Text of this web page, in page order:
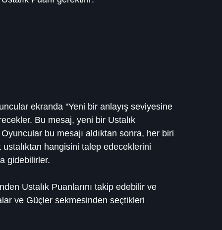
ekranda "Yeni bir anlayış seviyesine
Bu mesaj, yeni bir Ustalık
Oyuncular bu mesajı aldıktan sonra, her biri
hangisini talep edeceklerini
gidebilirler.
Ustalık Puanlarını takip edebilir ve
ve Güçler sekmesinden seçtikleri